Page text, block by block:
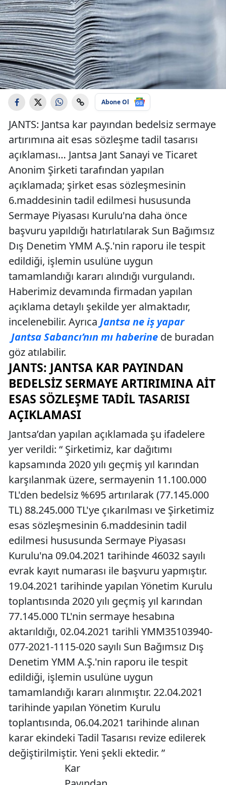
Abone Ol
JANTS: Jantsa kar payından bedelsiz sermaye
artırımına ait esas sözleşme tadil tasarısı
açıklaması… Jantsa Jant Sanayi ve Ticaret
Anonim Şirketi tarafından yapılan
açıklamada; şirket esas sözleşmesinin
6.maddesinin tadil edilmesi hususunda
Sermaye Piyasası Kurulu'na daha önce
başvuru yapıldığı hatırlatılarak Sun Bağımsız
Dış Denetim YMM A.Ş.'nin raporu ile tespit
edildiği, işlemin usulüne uygun
tamamlandığı kararı alındığı vurgulandı.
Haberimiz devamında firmadan yapılan
açıklama detaylı şekilde yer almaktadır,
incelenebilir. Ayrıca Jantsa ne iş yapar
Jantsa Sabancı’nın mı haberine de buradan
göz atılabilir.
JANTS: JANTSA KAR PAYINDAN
BEDELSIZ SERMAYE ARTIRIMINA AIT
ESAS SÖZLEŞME TADIL TASARISI
AÇIKLAMASI
Jantsa’dan yapılan açıklamada şu ifadelere
yer verildi: “ Şirketimiz, kar dağıtımı
kapsamında 2020 yılı geçmiş yıl karından
karşılanmak üzere, sermayenin 11.100.000
TL'den bedelsiz %695 artırılarak (77.145.000
TL) 88.245.000 TL'ye çıkarılması ve Şirketimiz
esas sözleşmesinin 6.maddesinin tadil
edilmesi hususunda Sermaye Piyasası
Kurulu'na 09.04.2021 tarihinde 46032 sayılı
evrak kayıt numarası ile başvuru yapmıştır.
19.04.2021 tarihinde yapılan Yönetim Kurulu
toplantısında 2020 yılı geçmiş yıl karından
77.145.000 TL'nin sermaye hesabına
aktarıldığı, 02.04.2021 tarihli YMM35103940-
077-2021-1115-020 sayılı Sun Bağımsız Dış
Denetim YMM A.Ş.'nin raporu ile tespit
edildiği, işlemin usulüne uygun
tamamlandığı kararı alınmıştır. 22.04.2021
tarihinde yapılan Yönetim Kurulu
toplantısında, 06.04.2021 tarihinde alınan
karar ekindeki Tadil Tasarısı revize edilerek
değiştirilmiştir. Yeni şekli ektedir. ”
Kar